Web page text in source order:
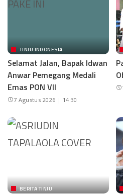
TINJU INDONESIA
Selamat Jalan, Bapak Idwan
Anwar Pemegang Medali
Emas PON VII
7 Agustus 2026 | 14:30
BERITA TINJU